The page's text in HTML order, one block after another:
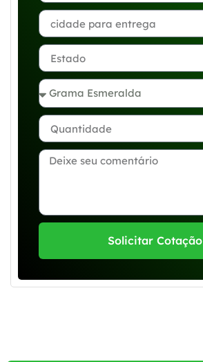
Solicitar Cotação